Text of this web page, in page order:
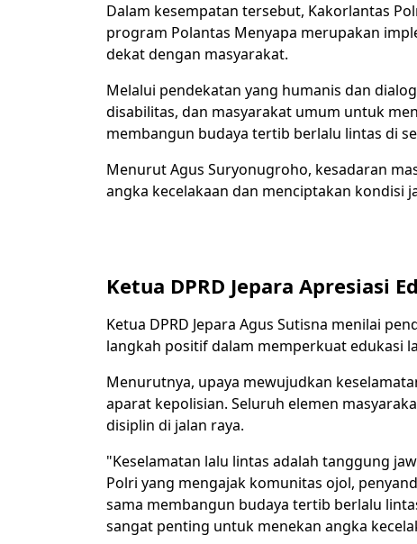
Dalam kesempatan tersebut, Kakorlantas
program Polantas Menyapa merupakan
dekat dengan masyarakat.
Melalui pendekatan yang humanis dan
disabilitas, dan masyarakat umum untuk
membangun budaya tertib berlalu lintas di
Menurut Agus Suryonugroho, kesadaran
angka kecelakaan dan menciptakan kondisi
Ketua DPRD Jepara Apresiasi
Ketua DPRD Jepara Agus Sutisna menilai
langkah positif dalam memperkuat edukasi
Menurutnya, upaya mewujudkan
aparat kepolisian. Seluruh elemen
disiplin di jalan raya.
"Keselamatan lalu lintas adalah tanggung
Polri yang mengajak komunitas ojol,
sama membangun budaya tertib berlalu
sangat penting untuk menekan angka